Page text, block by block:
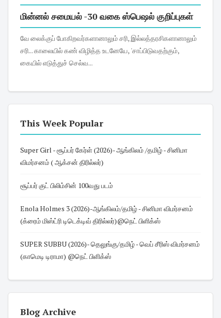
மின்னல் சமையல் -30 வகை ஸ்பெஷல் குறிப்புகள்
வே லைக்குப் போகிறவர்களானாலும் சரி, இல்லத்தரசிகளானாலும்
சரி... காலையில் கண் விழித்த உடனேயே, 'சாப்பிடுவதற்கும்,
கையில் எடுத்துச் செல்வ...
This Week Popular
Super Girl - சூப்பர் கேர்ள் (2026)- ஆங்கிலம் /தமிழ் - சினிமா
விமர்சனம் ( ஆக்சன் திரில்லர்)
சூப்பர் குட் பிலிம்சின் 100வது படம்
Enola Holmes 3 (2026)-ஆங்கிலம்/தமிழ் - சினிமா விமர்சனம்
(க்ரைம் மிஸ்ட்ரி டிடெக்டிவ் திரில்லர்)@நெட் பிளிக்ஸ்
SUPER SUBBU (2026)- தெலுங்கு/தமிழ் - வெப் சீரிஸ் விமர்சனம்
(காமெடி டிராமா) @நெட் பிளிக்ஸ்
Blog Archive